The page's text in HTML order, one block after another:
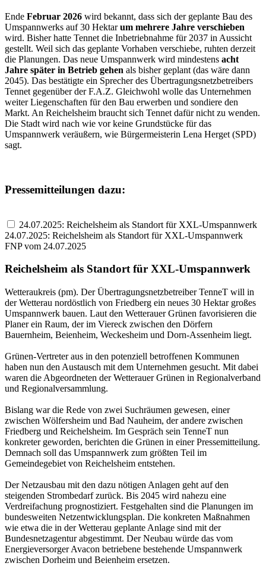
Ende Februar 2026 wird bekannt, dass sich der geplante Bau des
Umspannwerks auf 30 Hektarum mehrere Jahre verschieben
wird. Bisher hatte Tennet die Inbetriebnahme für 2037 in Aussicht
gestellt. Weil sich das geplante Vorhaben verschiebe, ruhten derzeit
die Planungen. Das neue Umspannwerk wird mindestens acht
Jahre später in Betrieb gehen als bisher geplant (das wäre dann
2045). Das bestätigte ein Sprecher des Übertragungsnetzbetreibers
Tennet gegenüber der F.A.Z. Gleichwohl wolle das Unternehmen
weiter Liegenschaften für den Bau erwerben und sondiere den
Markt. An Reichelsheim braucht sich Tennet dafür nicht zu wenden.
Die Stadt wird nach wie vor keine Grundstücke für das
Umspannwerk veräußern, wie Bürgermeisterin Lena Herget (SPD)
sagt.
Pressemitteilungen dazu:
24.07.2025: Reichelsheim als Standort für XXL-Umspannwerk
24.07.2025: Reichelsheim als Standort für XXL-Umspannwerk
FNP vom 24.07.2025
Reichelsheim als Standort für XXL-Umspannwerk
Wetteraukreis (pm). Der Übertragungsnetzbetreiber TenneT will in
der Wetterau nordöstlich von Friedberg ein neues 30 Hektar großes
Umspannwerk bauen. Laut den Wetterauer Grünen favorisieren die
Planer ein Raum, der im Viereck zwischen den Dörfern
Bauernheim, Beienheim, Weckesheim und Dorn-Assenheim liegt.
Grünen-Vertreter aus in den potenziell betroffenen Kommunen
haben nun den Austausch mit dem Unternehmen gesucht. Mit dabei
waren die Abgeordneten der Wetterauer Grünen in Regionalverband
und Regionalversammlung.
Bislang war die Rede von zwei Suchräumen gewesen, einer
zwischen Wölfersheim und Bad Nauheim, der andere zwischen
Friedberg und Reichelsheim. Im Gespräch sein TenneT nun
konkreter geworden, berichten die Grünen in einer Pressemitteilung.
Demnach soll das Umspannwerk zum größten Teil im
Gemeindegebiet von Reichelsheim entstehen.
Der Netzausbau mit den dazu nötigen Anlagen geht auf den
steigenden Strombedarf zurück. Bis 2045 wird nahezu eine
Verdreifachung prognostiziert. Festgehalten sind die Planungen im
bundesweiten Netzentwicklungsplan. Die konkreten Maßnahmen
wie etwa die in der Wetterau geplante Anlage sind mit der
Bundesnetzagentur abgestimmt. Der Neubau würde das vom
Energieversorger Avacon betriebene bestehende Umspannwerk
zwischen Dorheim und Beienheim ersetzen.